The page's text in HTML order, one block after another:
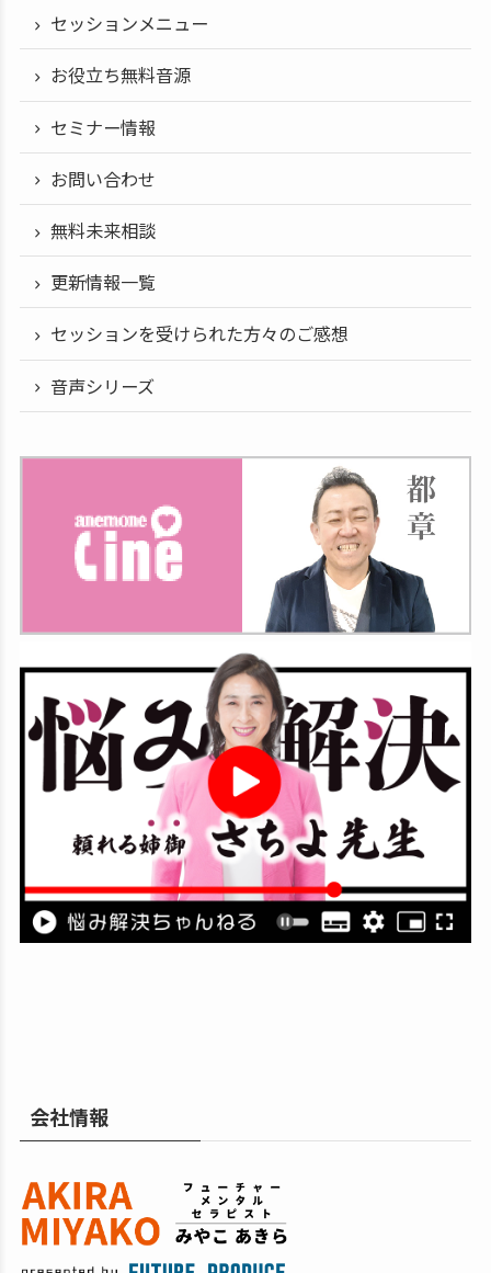
セッションメニュー
お役立ち無料音源
セミナー情報
お問い合わせ
無料未来相談
更新情報一覧
セッションを受けられた方々のご感想
音声シリーズ
会社情報